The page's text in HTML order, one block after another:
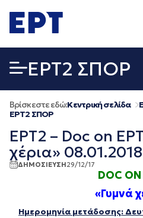
σε
περιεχόμενο
EΡΤ2 ΣΠΟΡ
Βρίσκεστε εδώ:Κεντρική σελίδα
EΡΤ2 ΣΠΟΡ
ΕΡΤ2 – Doc on
χέρια» 08.01.2018
ΔΗΜΟΣΙΕΥΣΗ29/12/17
DOC
«Γυμνά
Ημερομηνία μετάδοσης: